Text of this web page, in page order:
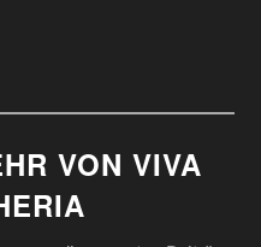
VON VIVA